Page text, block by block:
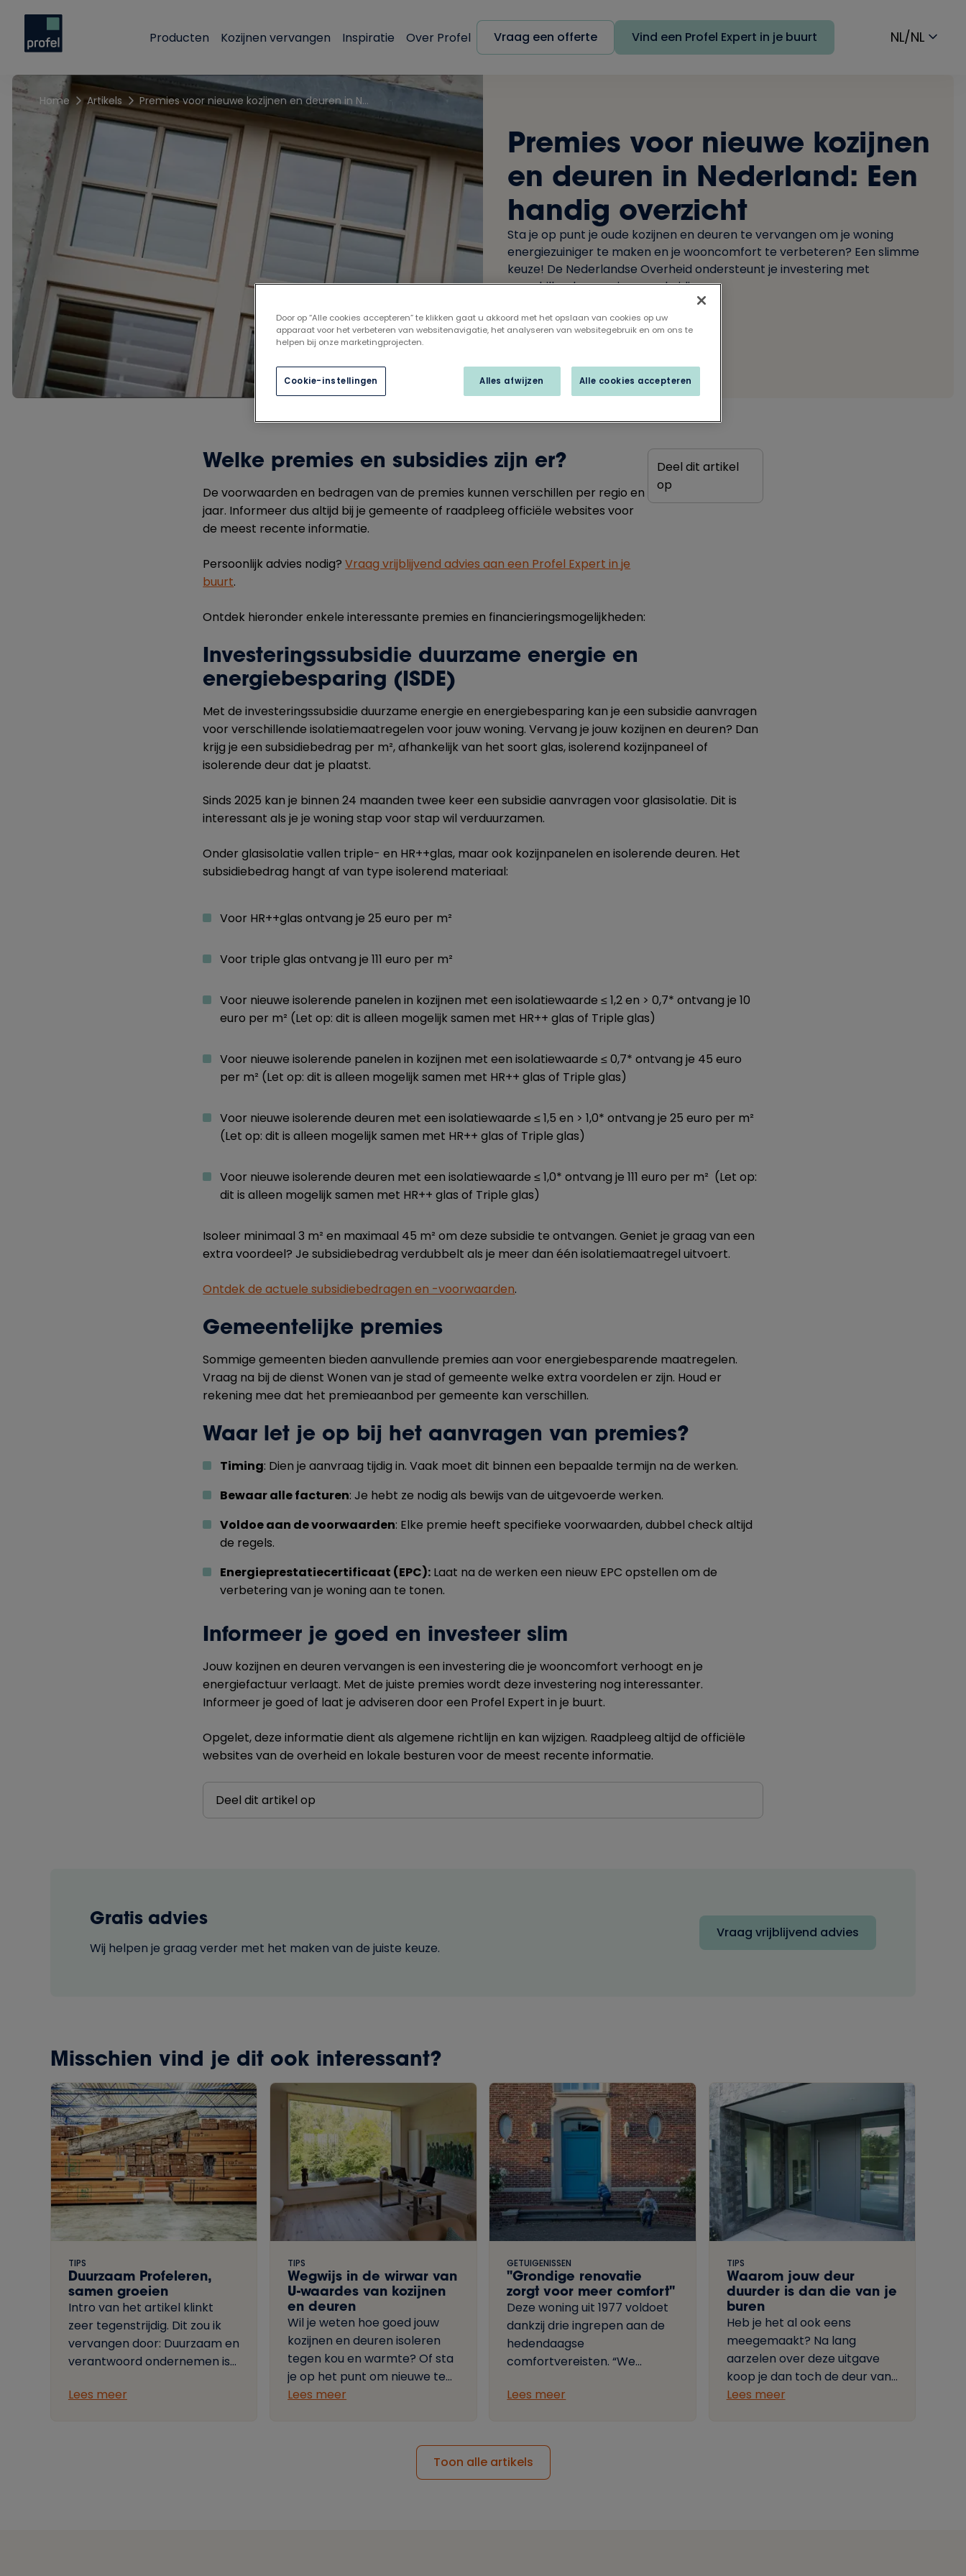
Producten Kozijnen vervangen Inspiratie Over Profel Vraag een offerte Vind een Profel Expert in je buurt NL/NL
Home Artikels Premies voor nieuwe kozijnen en deuren in Nederland: Een handig overzicht
Premies voor nieuwe kozijnen
en deuren in Nederland: Een
handig overzicht
Sta je op punt je oude kozijnen en deuren te vervangen om je woning
energiezuiniger te maken en je wooncomfort te verbeteren? Een slimme
keuze! De Nederlandse Overheid ondersteunt je investering met
verschillende premies en subsidies.
Welke premies en subsidies zijn er?
De voorwaarden en bedragen van de premies kunnen verschillen per regio en
jaar. Informeer dus altijd bij je gemeente of raadpleeg officiële websites voor
de meest recente informatie.
Persoonlijk advies nodig?Vraag vrijblijvend advies aan een Profel Expert in je
buurt.
Ontdek hieronder enkele interessante premies en financieringsmogelijkheden:
Deel dit artikel
op
Investeringssubsidie duurzame energie en
energiebesparing (ISDE)
Met de investeringssubsidie duurzame energie en energiebesparing kan je een subsidie aanvragen
voor verschillende isolatiemaatregelen voor jouw woning. Vervang je jouw kozijnen en deuren? Dan
krijg je een subsidiebedrag per m², afhankelijk van het soort glas, isolerend kozijnpaneel of
isolerende deur dat je plaatst.
Sinds 2025 kan je binnen 24 maanden twee keer een subsidie aanvragen voor glasisolatie. Dit is
interessant als je je woning stap voor stap wil verduurzamen.
Onder glasisolatie vallen triple- en HR++glas, maar ook kozijnpanelen en isolerende deuren. Het
subsidiebedrag hangt af van type isolerend materiaal:
Voor HR++glas ontvang je 25 euro per m²
Voor triple glas ontvang je 111 euro per m²
Voor nieuwe isolerende panelen in kozijnen met een isolatiewaarde ≤ 1,2 en > 0,7* ontvang je 10
euro per m² (Let op: dit is alleen mogelijk samen met HR++ glas of Triple glas)
Voor nieuwe isolerende panelen in kozijnen met een isolatiewaarde ≤ 0,7* ontvang je 45 euro
per m² (Let op: dit is alleen mogelijk samen met HR++ glas of Triple glas)
Voor nieuwe isolerende deuren met een isolatiewaarde ≤ 1,5 en > 1,0* ontvang je 25 euro per m²
(Let op: dit is alleen mogelijk samen met HR++ glas of Triple glas)
Voor nieuwe isolerende deuren met een isolatiewaarde ≤ 1,0* ontvang je 111 euro per m² (Let op:
dit is alleen mogelijk samen met HR++ glas of Triple glas)
Isoleer minimaal 3 m² en maximaal 45 m² om deze subsidie te ontvangen. Geniet je graag van een
extra voordeel? Je subsidiebedrag verdubbelt als je meer dan één isolatiemaatregel uitvoert.
Ontdek de actuele subsidiebedragen en -voorwaarden.
Gemeentelijke premies
Sommige gemeenten bieden aanvullende premies aan voor energiebesparende maatregelen.
Vraag na bij de dienst Wonen van je stad of gemeente welke extra voordelen er zijn. Houd er
rekening mee dat het premieaanbod per gemeente kan verschillen.
Waar let je op bij het aanvragen van premies?
Timing: Dien je aanvraag tijdig in. Vaak moet dit binnen een bepaalde termijn na de werken.
Bewaar alle facturen: Je hebt ze nodig als bewijs van de uitgevoerde werken.
Voldoe aan de voorwaarden: Elke premie heeft specifieke voorwaarden, dubbel check altijd
de regels.
Energieprestatiecertificaat (EPC): Laat na de werken een nieuw EPC opstellen om de
verbetering van je woning aan te tonen.
Informeer je goed en investeer slim
Jouw kozijnen en deuren vervangen is een investering die je wooncomfort verhoogt en je
energiefactuur verlaagt. Met de juiste premies wordt deze investering nog interessanter.
Informeer je goed of laat je adviseren door een Profel Expert in je buurt.
Opgelet, deze informatie dient als algemene richtlijn en kan wijzigen. Raadpleeg altijd de officiële
websites van de overheid en lokale besturen voor de meest recente informatie.
Deel dit artikel op
Gratis advies
Wij helpen je graag verder met het maken van de juiste keuze.
Vraag vrijblijvend advies
Misschien vind je dit ook interessant?
TIPS
Duurzaam Profeleren,
samen groeien
Intro van het artikel klinkt
zeer tegenstrijdig. Dit zou ik
vervangen door: Duurzaam en
verantwoord ondernemen is
een toekomstgerichte
Lees meer
TIPS
Wegwijs in de wirwar van
U-waardes van kozijnen
en deuren
Wil je weten hoe goed jouw
kozijnen en deuren isoleren
tegen kou en warmte? Of sta
je op het punt om nieuwe te
kopen en wil je goede keuzes
termen in heldere taal. Zo
snap je het voortaan meteen.
Lees meer
GETUIGENISSEN
"Grondige renovatie
zorgt voor meer comfort"
Deze woning uit 1977 voldoet
dankzij drie ingrepen aan de
hedendaagse
comfortvereisten. “We
Lees meer
TIPS
Waarom jouw deur
duurder is dan die van je
buren
Heb je het al ook eens
meegemaakt? Na lang
aarzelen over deze uitgave
koop je dan toch de deur van
je dromen. En het is prachtig!
Lees meer
Toon alle artikels
Door op “Alle cookies accepteren” te klikken gaat u akkoord met het opslaan van cookies op uw
apparaat voor het verbeteren van websitenavigatie, het analyseren van websitegebruik en om ons te
helpen bij onze marketingprojecten.
Alles afwijzen Alle cookies accepteren
Cookie-instellingen